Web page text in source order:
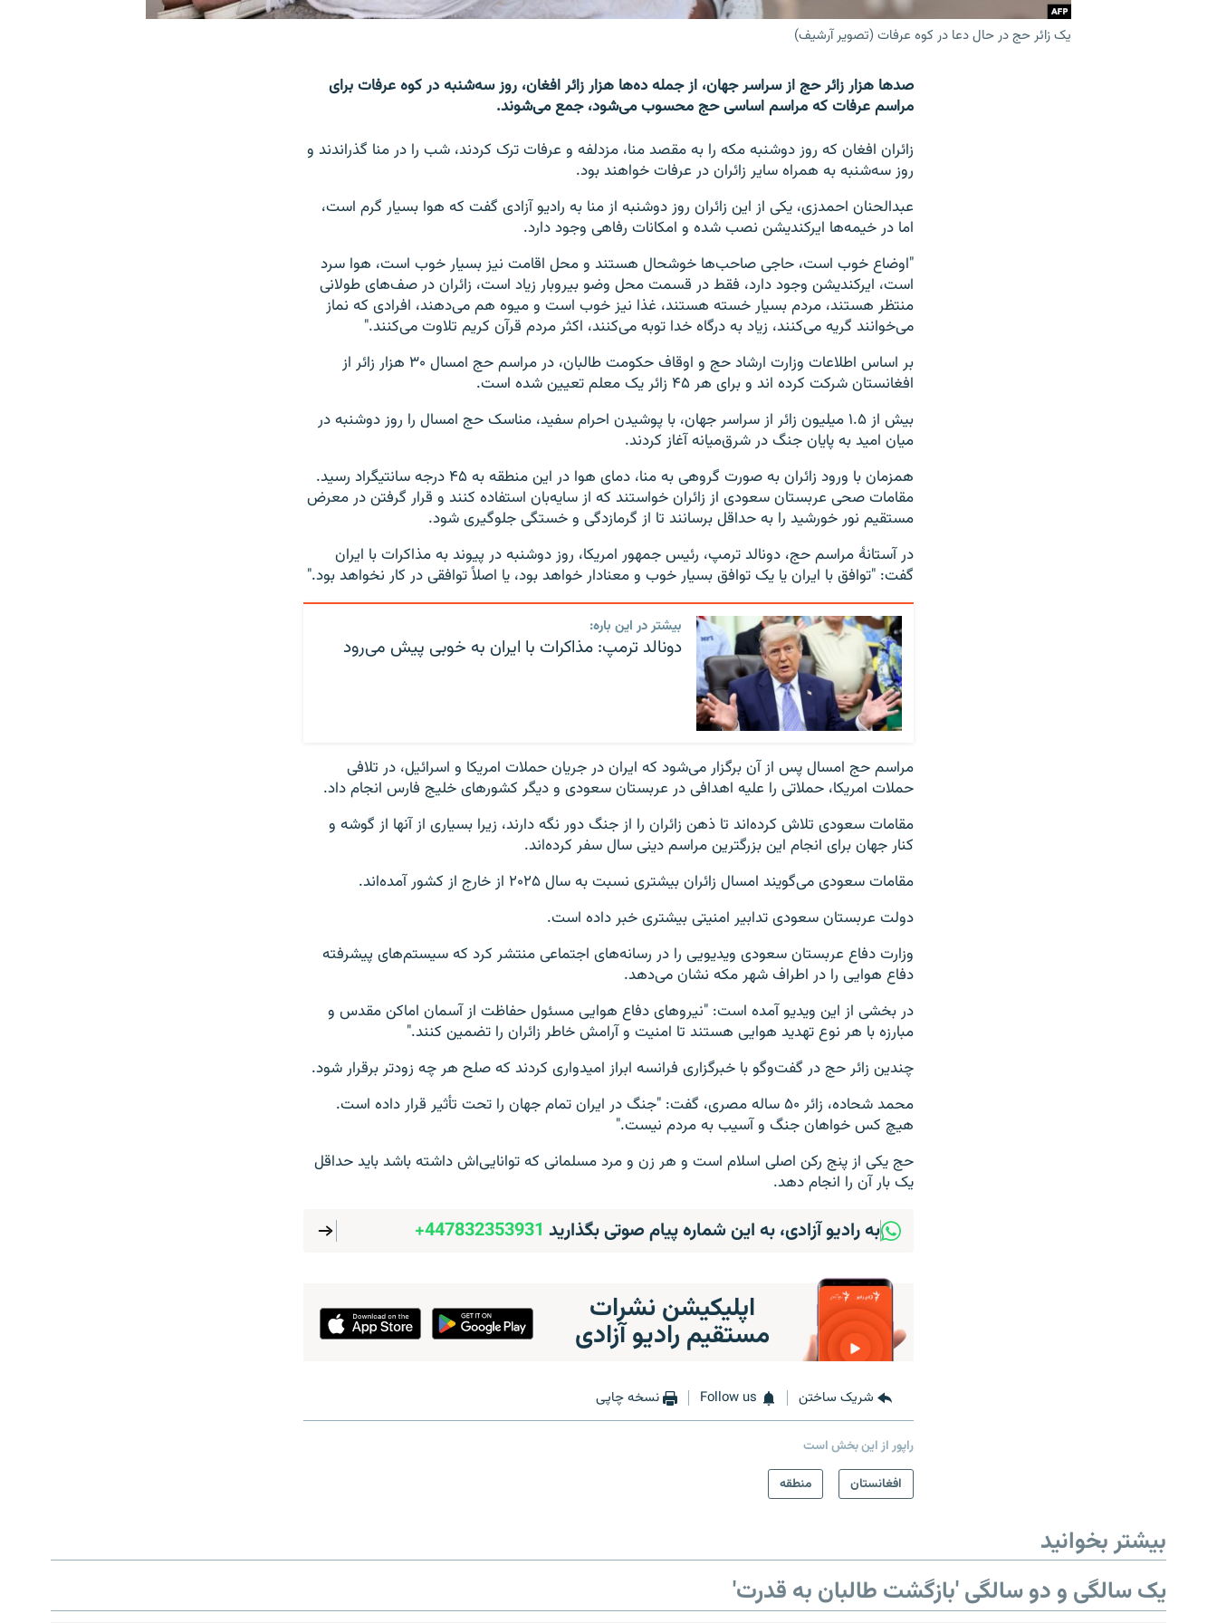
به ما بپیوندید
یک زائر حج در حال دعا در کوه عرفات (تصویر آرشیف)
صدها هزار زائر حج از سراسر جهان، از جمله ده‌ها هزار زائر افغان، روز سه‌شنبه در کوه عرفات برای
مراسم عرفات که مراسم اساسی حج محسوب می‌شود، جمع می‌شوند.
زائران افغان که روز دوشنبه مکه را به مقصد منا، مزدلفه و عرفات ترک کردند، شب را در منا گذراندند و
روز سه‌شنبه به همراه سایر زائران در عرفات خواهند بود.
عبدالحنان احمدزی، یکی از این زائران روز دوشنبه از منا به رادیو آزادی گفت که هوا بسیار گرم است،
اما در خیمه‌ها ایرکندیشن نصب شده و امکانات رفاهی وجود دارد.
"اوضاع خوب است، حاجی صاحب‌ها خوشحال هستند و محل اقامت نیز بسیار خوب است، هوا سرد
است، ایرکندیشن وجود دارد، فقط در قسمت محل وضو بیروبار زیاد است، زائران در صف‌های طولانی
منتظر هستند، مردم بسیار خسته هستند، غذا نیز خوب است و میوه هم می‌دهند، افرادی که نماز
می‌خوانند گریه می‌کنند، زیاد به درگاه خدا توبه می‌کنند، اکثر مردم قرآن کریم تلاوت می‌کنند."
بر اساس اطلاعات وزارت ارشاد حج و اوقاف حکومت طالبان، در مراسم حج امسال ۳۰ هزار زائر از
افغانستان شرکت کرده اند و برای هر ۴۵ زائر یک معلم تعیین شده است.
بیش از ۱.۵ میلیون زائر از سراسر جهان، با پوشیدن احرام سفید، مناسک حج امسال را روز دوشنبه در
میان امید به پایان جنگ در شرق‌میانه آغاز کردند.
همزمان با ورود زائران به صورت گروهی به منا، دمای هوا در این منطقه به ۴۵ درجه سانتیگراد رسید.
مقامات صحی عربستان سعودی از زائران خواستند که از سایه‌بان استفاده کنند و قرار گرفتن در معرض
مستقیم نور خورشید را به حداقل برسانند تا از گرمازدگی و خستگی جلوگیری شود.
در آستانۀ مراسم حج، دونالد ترمپ، رئیس جمهور امریکا، روز دوشنبه در پیوند به مذاکرات با ایران
گفت: "توافق با ایران یا یک توافق بسیار خوب و معنادار خواهد بود، یا اصلاً توافقی در کار نخواهد بود."
بیشتر در این باره:
دونالد ترمپ: مذاکرات با ایران به خوبی پیش می‌رود
مراسم حج امسال پس از آن برگزار می‌شود که ایران در جریان حملات امریکا و اسرائیل، در تلافی
حملات امریکا، حملاتی را علیه اهدافی در عربستان سعودی و دیگر کشورهای خلیج فارس انجام داد.
مقامات سعودی تلاش کرده‌اند تا ذهن زائران را از جنگ دور نگه دارند، زیرا بسیاری از آنها از گوشه و
کنار جهان برای انجام این بزرگترین مراسم دینی سال سفر کرده‌اند.
مقامات سعودی می‌گویند امسال زائران بیشتری نسبت به سال ۲۰۲۵ از خارج از کشور آمده‌اند.
دولت عربستان سعودی تدابیر امنیتی بیشتری خبر داده است.
وزارت دفاع عربستان سعودی ویدیویی را در رسانه‌های اجتماعی منتشر کرد که سیستم‌های پیشرفته
دفاع هوایی را در اطراف شهر مکه نشان می‌دهد.
در بخشی از این ویدیو آمده است: "نیروهای دفاع هوایی مسئول حفاظت از آسمان اماکن مقدس و
مبارزه با هر نوع تهدید هوایی هستند تا امنیت و آرامش خاطر زائران را تضمین کنند."
چندین زائر حج در گفت‌وگو با خبرگزاری فرانسه ابراز امیدواری کردند که صلح هر چه زودتر برقرار شود.
محمد شحاده، زائر ۵۰ ساله مصری، گفت: "جنگ در ایران تمام جهان را تحت تأثیر قرار داده است.
هیچ کس خواهان جنگ و آسیب به مردم نیست."
حج یکی از پنج رکن اصلی اسلام است و هر زن و مرد مسلمانی که توانایی‌اش داشته باشد باید حداقل
یک بار آن را انجام دهد.
به رادیو آزادی، به این شماره پیام صوتی بگذارید 447832353931+
اپلیکیشن نشرات
مستقیم رادیو آزادی
شریک ساختن Follow us نسخه چاپی
راپور از این بخش است
افغانستان
منطقه
بیشتر بخوانید
یک سالگی و دو سالگی 'بازگشت طالبان به قدرت'